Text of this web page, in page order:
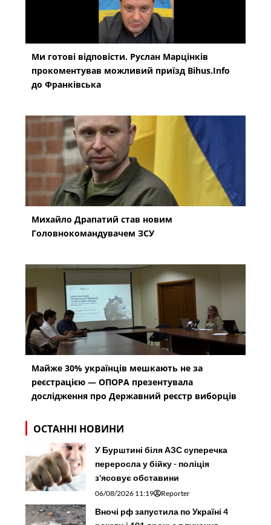
Ми готові відповісти. Руслан Марцінків
прокоментував можливий приїзд Bihus.Info
до Франківська
Михайло Драпатий став новим
Головнокомандувачем ЗСУ
Майже 30% українців мешкають не за
реєстрацією — ОПОРА презентувала
дослідження про Державний реєстр виборців
ОСТАННІ НОВИНИ
У Бурштині біля АЗС суперечка
переросла у бійку - поліція
з'ясовує обставини
06/08/2026 11:19 Reporter
Вночі рф запустила по Україні 4